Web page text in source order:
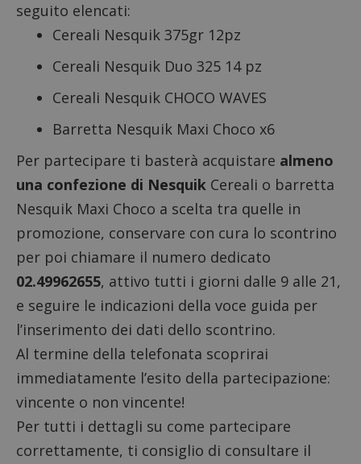
seguito elencati:
Cereali Nesquik 375gr 12pz
Cereali Nesquik Duo 325 14 pz
Cereali Nesquik CHOCO WAVES
Barretta Nesquik Maxi Choco x6
Per partecipare ti basterà acquistare almeno
una confezione di Nesquik Cereali o barretta
Nesquik Maxi Choco a scelta tra quelle in
promozione, conservare con cura lo scontrino
per poi chiamare il numero dedicato
02.49962655, attivo tutti i giorni dalle 9 alle 21,
e seguire le indicazioni della voce guida per
l’inserimento dei dati dello scontrino.
Al termine della telefonata scoprirai
immediatamente l’esito della partecipazione:
vincente o non vincente!
Per tutti i dettagli su come partecipare
correttamente, ti consiglio di consultare il